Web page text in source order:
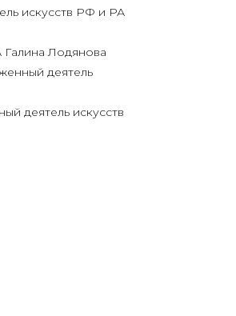
искусств РФ и РА
Гали­на Лодянова
дея­тель
дея­тель искусств